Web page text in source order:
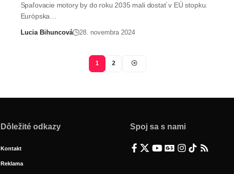
Spaľovacie motory by do roku 2035 mali dostať v EÚ stopku.
Európska…
Lucia Bihuncová 28. novembra 2024
1 2
Dôležité odkazy
Kontakt
Reklama
Spoj sa s nami